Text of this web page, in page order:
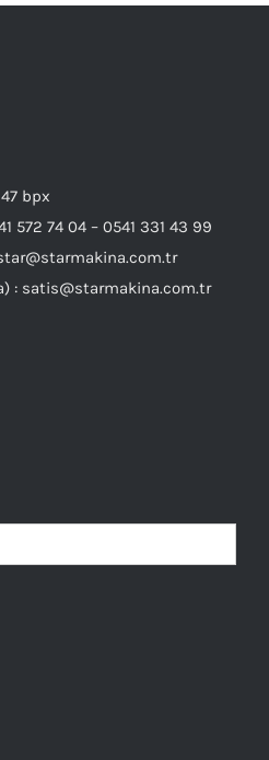
bpx
572 74 04 – 0541 331 43 99
: satis@starmakina.com.tr